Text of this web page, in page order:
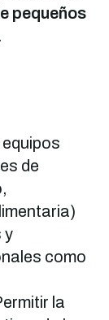
pequeños
de
y
como
la